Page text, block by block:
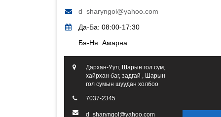
d_sharyngol@yahoo.com
Да-Ба: 08:00-17:30
Бя-Ня :Амарна
Дархан-Уул, Шарын гол сум,
хайрхан баг, задгай , Шарын
гол сумын шуудан холбоо
7037-2345
d_sharyngol@yahoo.com